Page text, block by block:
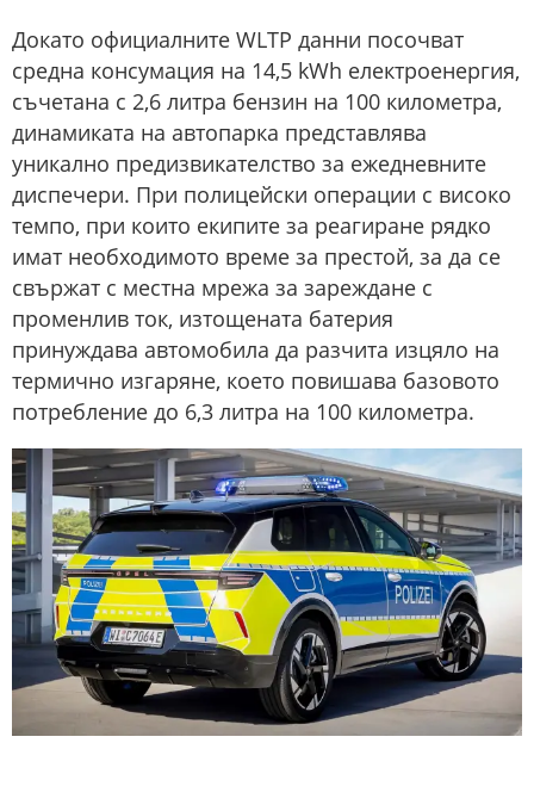
Докато официалните WLTP данни посочват
средна консумация на 14,5 kWh електроенергия,
съчетана с 2,6 литра бензин на 100 километра,
динамиката на автопарка представлява
уникално предизвикателство за ежедневните
диспечери. При полицейски операции с високо
темпо, при които екипите за реагиране рядко
имат необходимото време за престой, за да се
свържат с местна мрежа за зареждане с
променлив ток, изтощената батерия
принуждава автомобила да разчита изцяло на
термично изгаряне, което повишава базовото
потребление до 6,3 литра на 100 километра.